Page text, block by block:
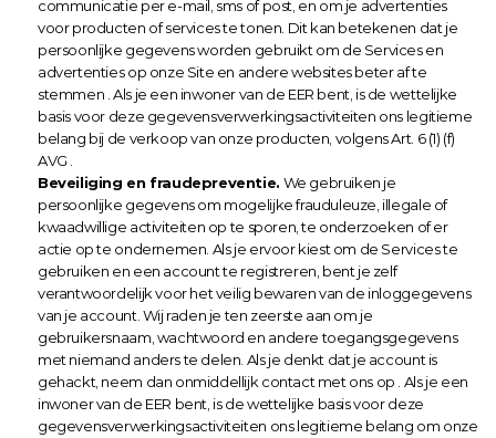
communicatie per e-mail, sms of post, en om je advertenties
voor producten of services te tonen. Dit kan betekenen dat je
persoonlijke gegevens worden gebruikt om de Services en
advertenties op onze Site en andere websites beter af te
stemmen . Als je een inwoner van de EER bent, is de wettelijke
basis voor deze gegevensverwerkingsactiviteiten ons legitieme
belang bij de verkoop van onze producten, volgens Art. 6 (1) (f)
AVG .
Beveiliging en fraudepreventie. We gebruiken je
persoonlijke gegevens om mogelijke frauduleuze, illegale of
kwaadwillige activiteiten op te sporen, te onderzoeken of er
actie op te ondernemen. Als je ervoor kiest om de Services te
gebruiken en een account te registreren, bent je zelf
verantwoordelijk voor het veilig bewaren van de inloggegevens
van je account. Wij raden je ten zeerste aan om je
gebruikersnaam, wachtwoord en andere toegangsgegevens
met niemand anders te delen. Als je denkt dat je account is
gehackt, neem dan onmiddellijk contact met ons op . Als je een
inwoner van de EER bent, is de wettelijke basis voor deze
gegevensverwerkingsactiviteiten ons legitieme belang om onze